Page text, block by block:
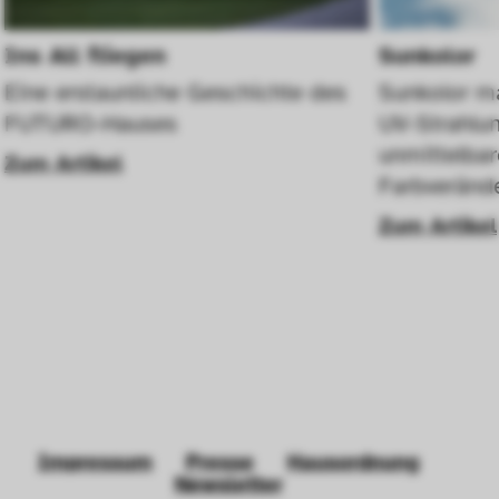
ausgewertet werden.
Ins All fliegen
Eine erstaunliche Geschichte des
FUTURO-Hauses
Zum Artikel
Sunkolor
Sunkolor
UV-
Zum Artikel
Impressum Presse
Hausordnung
Newsletter